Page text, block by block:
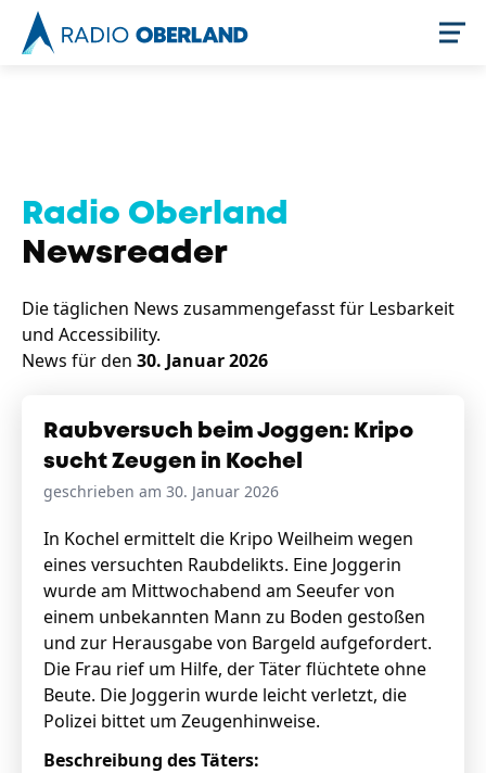
Newsreader
Stellenangebote
Unternehmen
Das geheime Geräusch
Wandern
Fotobox
Team
Programm
Service
Handwerker
Radio Oberland
Newsreader
Die täglichen News zusammengefasst für Lesbarkeit
und Accessibility.
News für den 30. Januar 2026
Raubversuch beim Joggen: Kripo
sucht Zeugen in Kochel
geschrieben am 30. Januar 2026
In Kochel ermittelt die Kripo Weilheim wegen
eines versuchten Raubdelikts. Eine Joggerin
wurde am Mittwochabend am Seeufer von
einem unbekannten Mann zu Boden gestoßen
und zur Herausgabe von Bargeld aufgefordert.
Die Frau rief um Hilfe, der Täter flüchtete ohne
Beute. Die Joggerin wurde leicht verletzt, die
Polizei bittet um Zeugenhinweise.
Beschreibung des Täters: